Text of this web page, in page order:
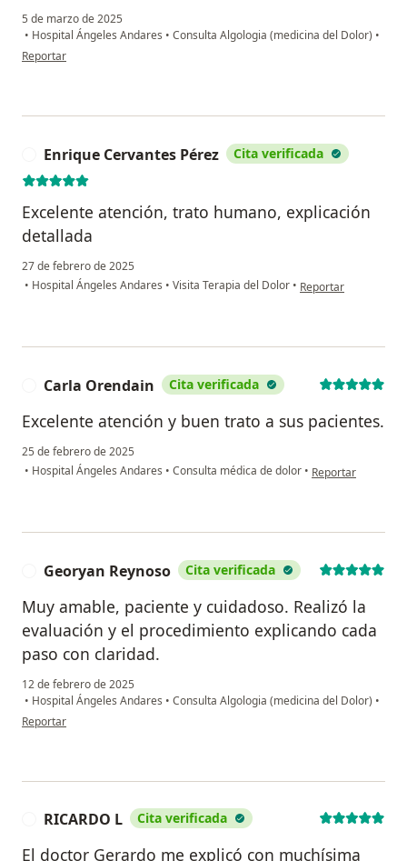
5 de marzo de 2025
• Hospital Ángeles Andares • Consulta Algologia (medicina del Dolor) •
en opinión del usuario Luciana
Reportar
Enrique Cervantes Pérez Cita verificada
Excelente atención, trato humano, explicación
detallada
27 de febrero de 2025
• Hospital Ángeles Andares • Visita Terapia del Dolor • en opinión del
Reportar
Carla Orendain Cita verificada
Excelente atención y buen trato a sus pacientes.
25 de febrero de 2025
• Hospital Ángeles Andares • Consulta médica de dolor • en opinión del
Reportar
Georyan Reynoso Cita verificada
Muy amable, paciente y cuidadoso. Realizó la
evaluación y el procedimiento explicando cada
paso con claridad.
12 de febrero de 2025
• Hospital Ángeles Andares • Consulta Algologia (medicina del Dolor) •
en opinión del usuario Georyan Reynoso
Reportar
RICARDO L Cita verificada
El doctor Gerardo me explicó con muchísima